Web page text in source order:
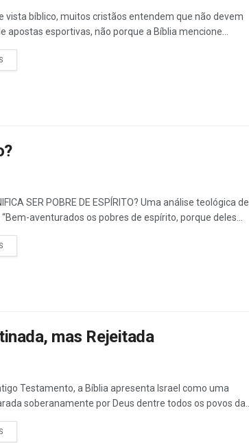
vista bíblico, muitos cristãos entendem que não devem
apostas esportivas, não porque a Bíblia mencione...
SER POBRE DE ESPÍRITO? Uma análise teológica de
aventurados os pobres de espírito, porque deles...
mas Rejeitada
Testamento, a Bíblia apresenta Israel como uma
soberanamente por Deus dentre todos os povos da...